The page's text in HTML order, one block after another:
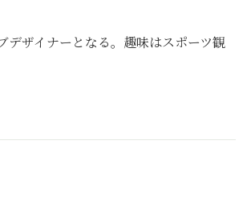
デザイナーとなる。趣味はスポーツ観